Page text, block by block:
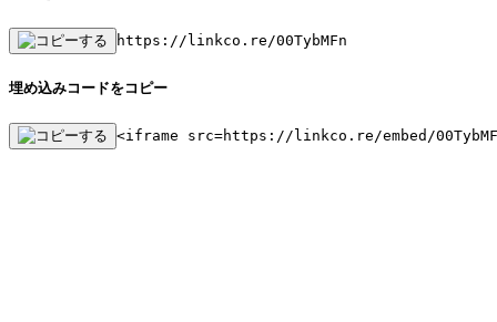
https://linkco.re/00TybMFn
埋め込みコードをコピー
<iframe src=https://linkco.re/embed/